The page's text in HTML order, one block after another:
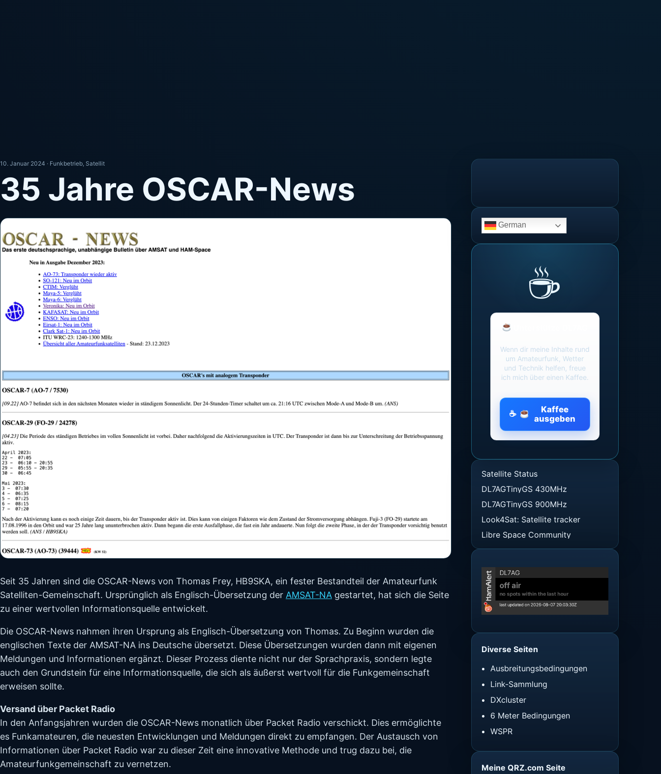
10. Januar 2024 · Funkbetrieb Satellit
35 Jahre OSCAR-News
Seit 35 Jahren sind die OSCAR-News von Thomas Frey, HB9SKA, ein fester Bestandteil der Amateurfunk
Satelliten-Gemeinschaft. Ursprünglich als Englisch-Übersetzung der AMSAT-NA gestartet, hat sich die Seite
zu einer wertvollen Informationsquelle entwickelt.
Die OSCAR-News nahmen ihren Ursprung als Englisch-Übersetzung von Thomas. Zu Beginn wurden die
englischen Texte der AMSAT-NA ins Deutsche übersetzt. Diese Übersetzungen wurden dann mit eigenen
Meldungen und Informationen ergänzt. Dieser Prozess diente nicht nur der Sprachpraxis, sondern legte
auch den Grundstein für eine Informationsquelle, die sich als äußerst wertvoll für die Funkgemeinschaft
erweisen sollte.
Versand über Packet Radio
In den Anfangsjahren wurden die OSCAR-News monatlich über Packet Radio verschickt. Dies ermöglichte
es Funkamateuren, die neuesten Entwicklungen und Meldungen direkt zu empfangen. Der Austausch von
Informationen über Packet Radio war zu dieser Zeit eine innovative Methode und trug dazu bei, die
Amateurfunkgemeinschaft zu vernetzen.
German
Wenn dir meine Inhalte rund
um Amateurfunk, Wetter
und Technik helfen, freue
ich mich über einen Kaffee.
Kaffee
ausgeben
Satellite Status
DL7AGTinyGS 430MHz
DL7AGTinyGS 900MHz
Look4Sat: Satellite tracker
Libre Space Community
Diverse Seiten
Ausbreitungsbedingungen
Link-Sammlung
DXcluster
6 Meter Bedingungen
WSPR
Meine QRZ.com Seite